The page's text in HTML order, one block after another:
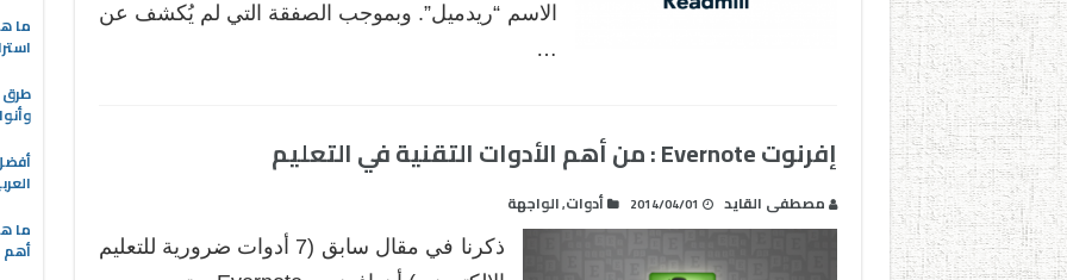
الاسم “ريدميل”. وبموجب الصفقة التي لم يُكشف عن
…
إفرنوت Evernote : من أهم الأدوات التقنية في التعليم
مصطفى القايد 2014/04/01 أدوات,الواجهة
ذكرنا في مقال سابق (7 أدوات ضرورية للتعليم
ما
طرق
ما
أهم